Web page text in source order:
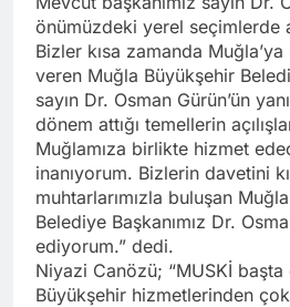
önümüzdeki yerel seçimlerde
Bizler kısa zamanda
veren Muğla Büyükşehir
sayın Dr. Osman Gürün’ün
dönem attığı temellerin
Muğlamıza birlikte hizmet
inanıyorum. Bizlerin davetini
muhtarlarımızla buluşan
Belediye Başkanımız Dr.
ediyorum.” dedi.
Niyazi Canözü; “MUSKİ
Büyükşehir hizmetlerinden